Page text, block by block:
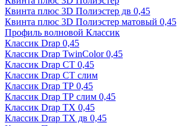
Квинта плюс 3D Полиэстер дв 0,45
Квинта плюс 3D Полиэстер матовый 0,45
Профиль волновой Классик
Классик Drap 0,45
Классик Drap TwinColor 0,45
Классик Drap СТ 0,45
Классик Drap СТ слим
Классик Drap ТР 0,45
Классик Drap ТР слим 0,45
Классик Drap ТХ 0,45
Классик Drap ТХ дв 0,45